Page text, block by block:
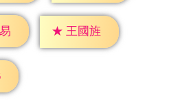
★ 王國旌